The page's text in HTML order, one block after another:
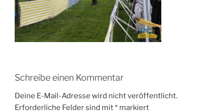
Schreibe einen Kommentar
Deine E-Mail-Adresse wird nicht veröffentlicht.
Erforderliche Felder sind mit* markiert